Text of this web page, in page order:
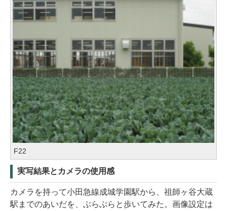
F22
実写結果とカメラの使用感
カメラを持って小田急線成城学園駅から、祖師ヶ谷大蔵
駅までのあいだを、ぶらぶらと歩いてみた。画像設定は